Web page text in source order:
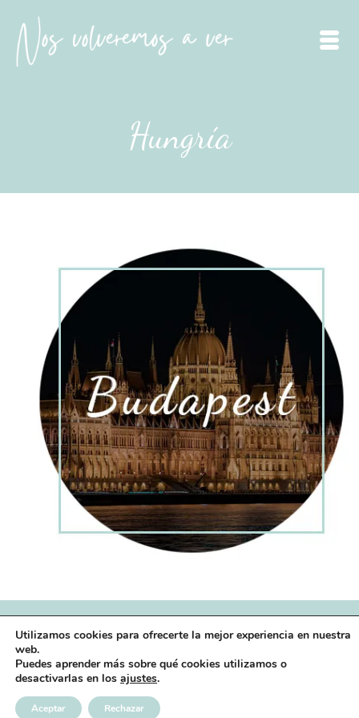
Hungría
© 2026 - WordPress Theme by
Utilizamos cookies para ofrecerte la mejor experiencia en nuestra
web.
Puedes aprender más sobre qué cookies utilizamos o
desactivarlas en los ajustes.
Aceptar Rechazar